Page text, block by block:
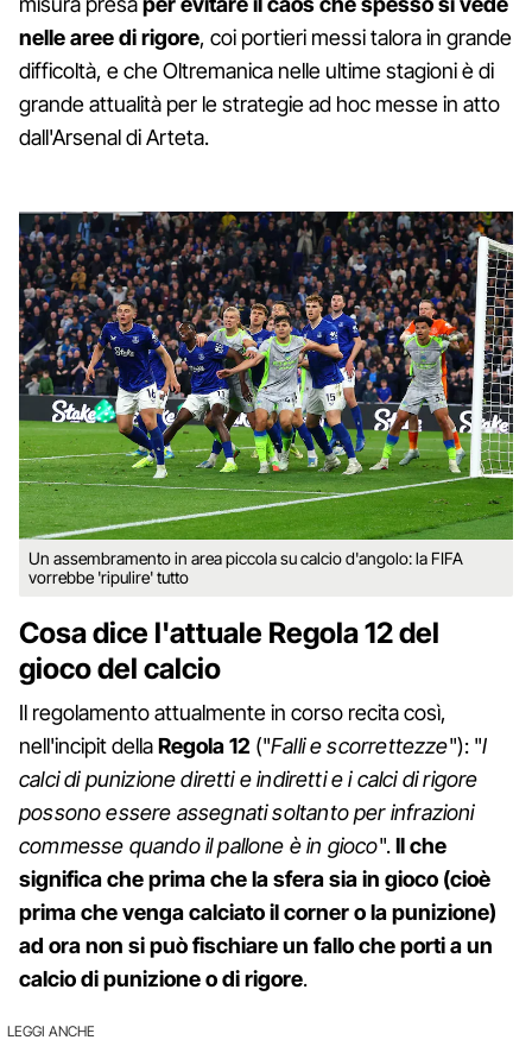
nelle aree di rigore, coi portieri messi talora in grande
difficoltà, e che Oltremanica nelle ultime stagioni è di
grande attualità per le strategie ad hoc messe in atto
dall'Arsenal di Arteta.
Un assembramento in area piccola su calcio d'angolo: la FIFA
vorrebbe 'ripulire' tutto
Cosa dice l'attuale Regola 12 del
gioco del calcio
Il regolamento attualmente in corso recita così,
nell'incipit dellaRegola 12 ("Falli e scorrettezze"): "I
calci di punizione diretti e indiretti e i calci di rigore
possono essere assegnati soltanto per infrazioni
commesse quando il pallone è in gioco".Il che
significa che prima che la sfera sia in gioco (cioè
prima che venga calciato il corner o la punizione)
ad ora non si può fischiare un fallo che porti a un
calcio di punizione o di rigore.
LEGGI ANCHE